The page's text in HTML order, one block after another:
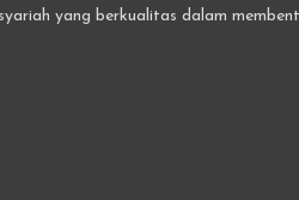
yang berkualitas dalam